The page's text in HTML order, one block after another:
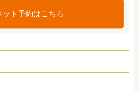
ット予約はこちら